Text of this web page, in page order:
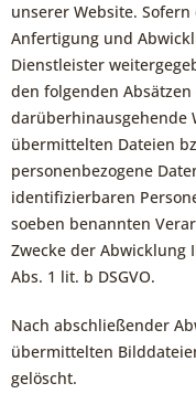
unserer Website.
Anfertigung und
Dienstleister
den folgenden
darüberhinausgehende
übermittelten Dateien
personenbezogene
identifizierbaren
soeben benannten
Zwecke der Abwicklung
Abs. 1 lit. b DSGVO.
Nach abschließender
übermittelten
gelöscht.